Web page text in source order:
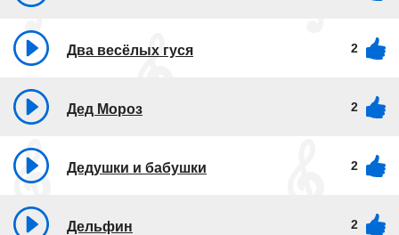
Два весёлых гуся 2
Дед Мороз 2
Дедушки и бабушки 2
Дельфин 2